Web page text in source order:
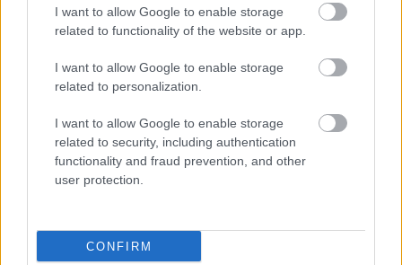
I want to allow Google to enable storage
related to functionality of the website or app.
I want to allow Google to enable storage
related to personalization.
I want to allow Google to enable storage
related to security, including authentication
functionality and fraud prevention, and other
user protection.
CONFIRM
meghajtású volt. A Ford 2011-ben kezdte meg az
elektromos Ford Focus Electric gyártását,[16] majd
egy tisztán elektromos meghajtású új modellt
mutatott be, BMW i3 néven.[17]
Németországban 2012-ben 3295 darab, 2013-ban
6290 darab, 2014-ben 8804 darab, 2015-ben 12 300
darab elektromos autót adtak el.[18] Világszerte 540
000 hibrid vagy teljesen elektromos meghajtású
emelkedés a 2014-es adathoz képest. Európában
2014-ben 97 000, 2015-ben 193 000 ilyen autót